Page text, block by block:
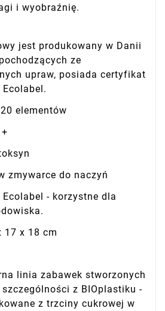
i wyobraźnię.
jest produkowany w Danii
ze
upraw, posiada certyfikat
elementów
zmywarce do naczyń
- korzystne dla
17 x 18 cm
linia zabawek stworzonych
z BIOplastiku -
z trzciny cukrowej w